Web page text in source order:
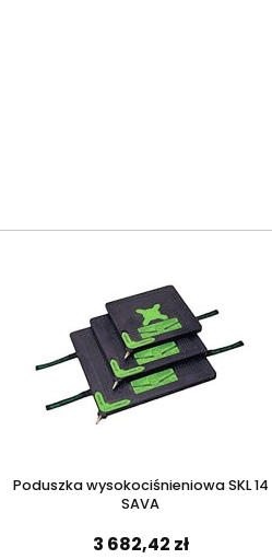
Poduszka wysokociśnieniowa SKL 14
SAVA
3 682,42 zł